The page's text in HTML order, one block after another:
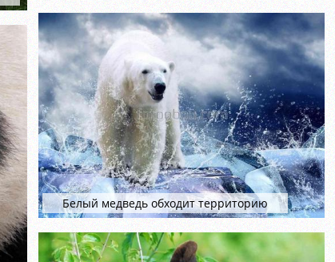
Белый медведь обходит территорию